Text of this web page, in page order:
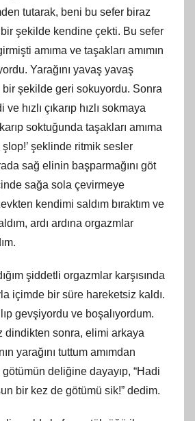
tutarak, beni bu sefer biraz
bir şekilde kendine çekti. Bu sefer
amıma ve taşakları amımın
Yarağını yavaş yavaş
bir şekilde geri sokuyordu. Sonra
hızlı çıkarıp hızlı sokmaya
soktuğunda taşakları amıma
şlop!’ şeklinde ritmik sesler
sağ elinin başparmağını göt
sağa sola çevirmeye
kendimi saldım bıraktım ve
ardı ardına orgazmlar
şiddetli orgazmlar karşısında
içimde bir süre hareketsiz kaldı.
gevşiyordu ve boşalıyordum.
dindikten sonra, elimi arkaya
yarağını tuttum amımdan
götümün deliğine dayayıp, “Hadi
bir kez de götümü sik!” dedim.